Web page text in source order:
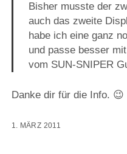
Bisher musste der
auch das zweite
habe ich eine ganz
und passe besser
vom SUN-SNIPER
Danke dir für die Info. 😉
1. MÄRZ 2011